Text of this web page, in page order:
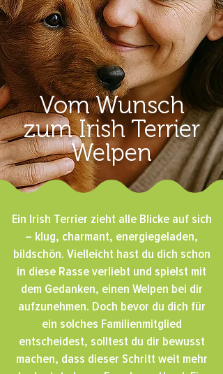
Vom Wunsch
zum Irish Terrier
Welpen
Ein Irish Terrier zieht alle Blicke auf sich
– klug, charmant, energiegeladen,
bildschön. Vielleicht hast du dich schon
in diese Rasse verliebt und spielst mit
dem Gedanken, einen Welpen bei dir
aufzunehmen. Doch bevor du dich für
ein solches Familienmitglied
entscheidest, solltest du dir bewusst
machen, dass dieser Schritt weit mehr